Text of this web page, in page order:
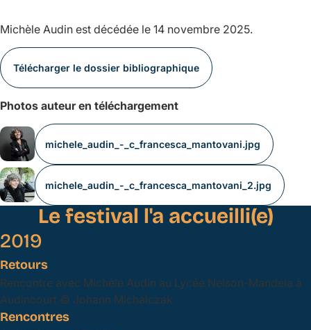
Michèle Audin est décédée le 14 novembre 2025.
Télécharger le dossier bibliographique
Photos auteur en téléchargement
michele_audin_-_c_francesca_mantovani.jpg
michele_audin_-_c_francesca_mantovani_2.jpg
Le festival l'a accueilli(e)
2019
Retours
Rencontre avec Michèle Audin au Lycée Nelson-Mandela à
Audincourt © Johann Michalczak
Rencontres